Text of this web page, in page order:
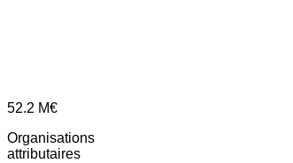
52.2 M€
Organisations
attributaires